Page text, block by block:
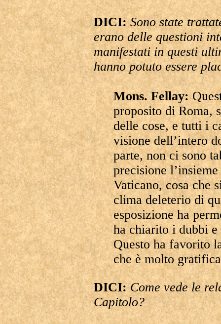
DICI:Sono state
erano delle questioni
manifestati in questi
hanno potuto essere
Mons. Fellay:
proposito di Roma,
delle cose, e tutti i
visione dell’intero
parte, non ci sono
precisione
Vaticano, cosa che
clima deleterio di
esposizione ha
ha chiarito i dubbi
Questo ha favorito
che è molto
DICI:Come vede le
Capitolo?